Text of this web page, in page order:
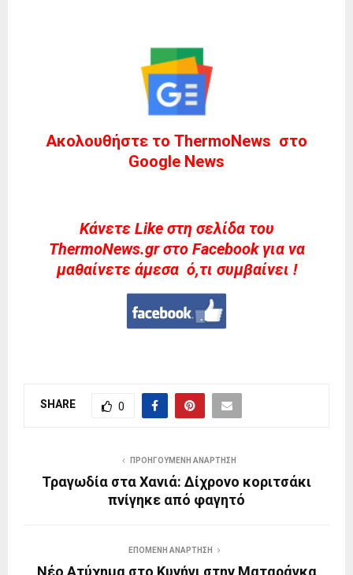
Ακολουθήστε το ThermoNews στο
Google News
Kάνετε Like στη σελίδα του
ThermoNews.gr στο Facebook για να
μαθαίνετε άμεσα ό,τι συμβαίνει !
SHARE 0
ΠΡΟΗΓΟΎΜΕΝΗ ΑΝΆΡΤΗΣΗ
Τραγωδία στα Χανιά: Δίχρονο κοριτσάκι
πνίγηκε από φαγητό
ΕΠΌΜΕΝΗ ΑΝΆΡΤΗΣΗ
Νέο Ατύχημα στο Κυνήγι στην Ματαράγκα